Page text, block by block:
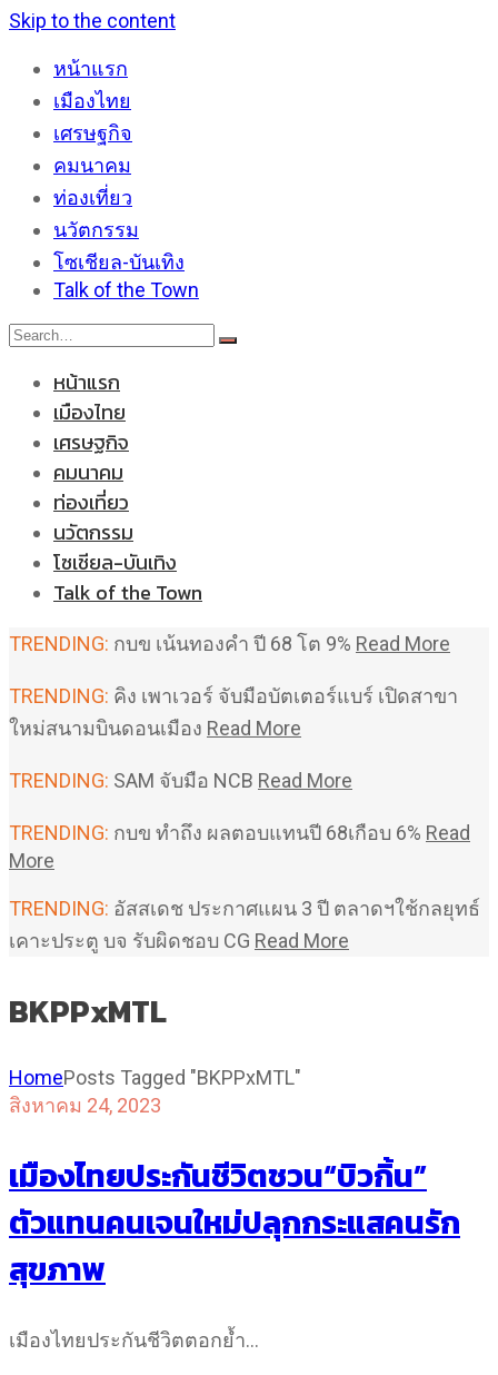
Skip to the content
หน้าแรก
เมืองไทย
เศรษฐกิจ
คมนาคม
ท่องเที่ยว
นวัตกรรม
โซเชียล-บันเทิง
Talk of the Town
หน้าแรก
เมืองไทย
เศรษฐกิจ
คมนาคม
ท่องเที่ยว
นวัตกรรม
โซเชียล-บันเทิง
Talk of the Town
TRENDING: กบข เน้นทองคำ ปี 68 โต 9% Read More
TRENDING: คิง เพาเวอร์ จับมือบัตเตอร์แบร์ เปิดสาขา
ใหม่สนามบินดอนเมือง Read More
TRENDING: SAM จับมือ NCB Read More
TRENDING: กบข ทำถึง ผลตอบแทนปี 68เกือบ 6% Read
More
TRENDING: อัสสเดช ประกาศแผน 3 ปี ตลาดฯใช้กลยุทธ์
เคาะประตู บจ รับผิดชอบ CG Read More
BKPPxMTL
HomePosts Tagged "BKPPxMTL"
สิงหาคม 24, 2023
เมืองไทยประกันชีวิตชวน“บิวกิ้น”
ตัวแทนคนเจนใหม่ปลุกกระแสคนรัก
สุขภาพ
เมืองไทยประกันชีวิตตอกย้ำ…